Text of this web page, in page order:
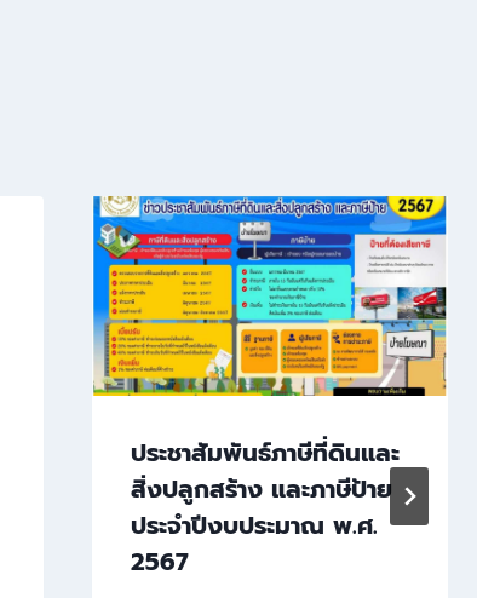
ประชาสัมพันธ์ภาษีที่ดินและ
สิ่งปลูกสร้าง และภาษีป้าย
ประจำปีงบประมาณ พ.ศ.
2567